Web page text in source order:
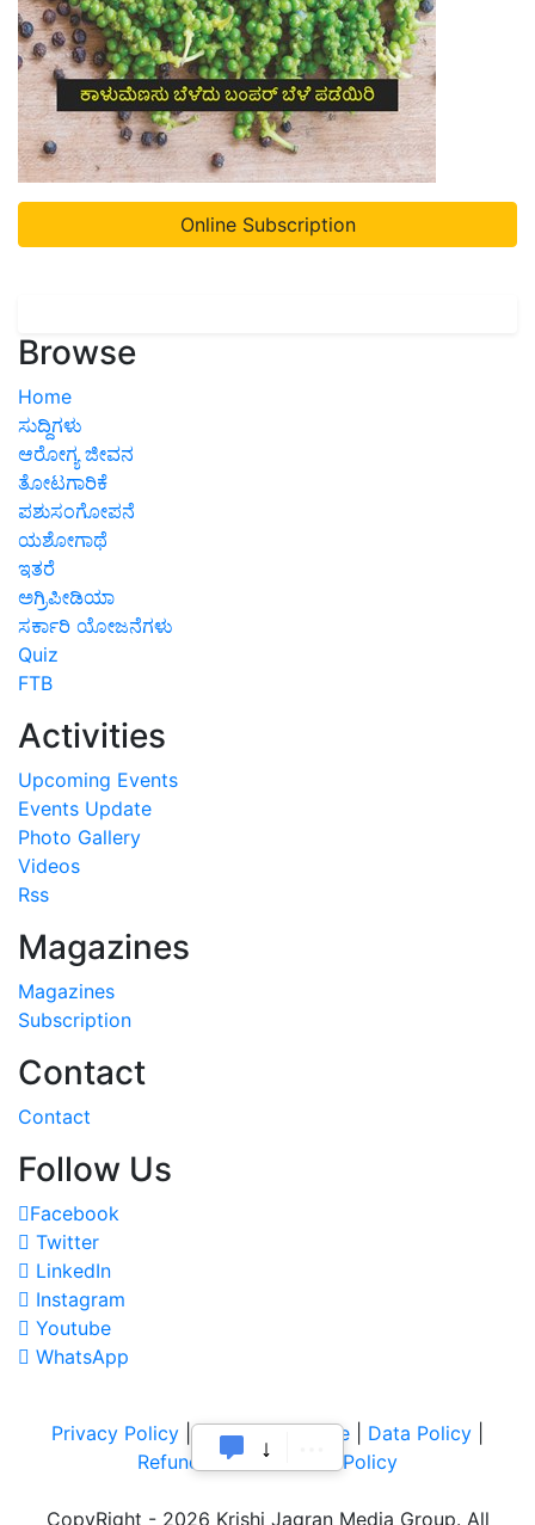
Online Subscription
Browse
Home
ಸುದ್ದಿಗಳು
ಆರೋಗ್ಯ ಜೀವನ
ತೋಟಗಾರಿಕೆ
ಪಶುಸಂಗೋಪನೆ
ಯಶೋಗಾಥೆ
ಇತರೆ
ಅಗ್ರಿಪೀಡಿಯಾ
ಸರ್ಕಾರಿ ಯೋಜನೆಗಳು
Quiz
FTB
Activities
Upcoming Events
Events Update
Photo Gallery
Videos
Rss
Magazines
Magazines
Subscription
Contact
Contact
Follow Us
Facebook
Twitter
LinkedIn
Instagram
Youtube
WhatsApp
Privacy Policy |Terms of Service Data Policy
Refund & Cancellation Policy
CopyRight - 2026 Krishi Jagran Media Group. All